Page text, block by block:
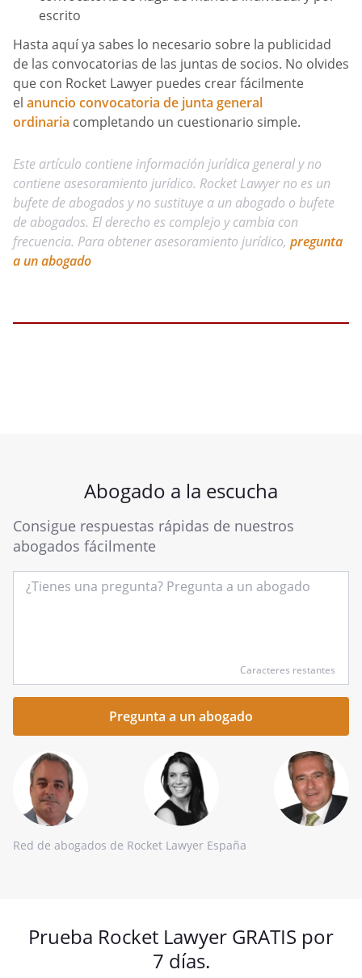
escrito
Hasta aquí ya sabes lo necesario sobre la publicidad
de las convocatorias de las juntas de socios. No olvides
que con Rocket Lawyer puedes crear fácilmente
el anuncio convocatoria de junta general
ordinaria completando un cuestionario simple.
Este artículo contiene información jurídica general y no
contiene asesoramiento jurídico. Rocket Lawyer no es un
bufete de abogados y no sustituye a un abogado o bufete
de abogados. El derecho es complejo y cambia con
frecuencia. Para obtener asesoramiento jurídico, pregunta
a un abogado
Abogado a la escucha
Consigue respuestas rápidas de nuestros
abogados fácilmente
tu
pregunta
Caracteres restantes
Red de abogados de Rocket Lawyer España
Prueba Rocket Lawyer GRATIS por
7 días.